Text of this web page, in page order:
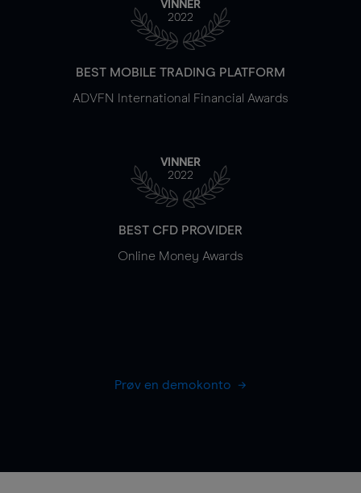
VINNER
2022
BEST MOBILE TRADING PLATFORM
ADVFN International Financial Awards
VINNER
2022
BEST CFD PROVIDER
Online Money Awards
Prøv en demokonto